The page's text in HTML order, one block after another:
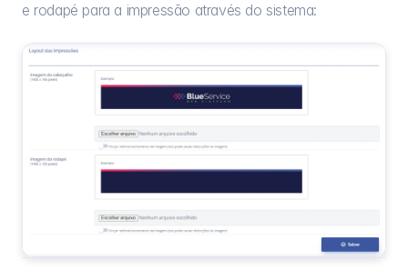
e rodapé para a impressão através do sistema: